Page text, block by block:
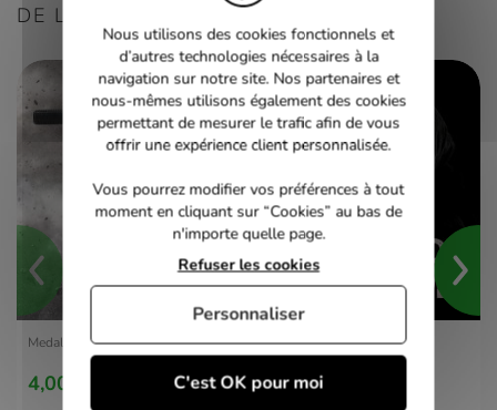
DE LA MÊME CONSOLE
Medal of Honor - PS3
4,00 €
Nous utilisons des cookies fonctionnels et
d’autres technologies nécessaires à la
navigation sur notre site. Nos partenaires et
nous-mêmes utilisons également des cookies
permettant de mesurer le trafic afin de vous
offrir une expérience client personnalisée.
Vous pourrez modifier vos préférences à tout
moment en cliquant sur “Cookies” au bas de
n'importe quelle page.
C'est OK pour moi
Refuser les cookies
Personnaliser